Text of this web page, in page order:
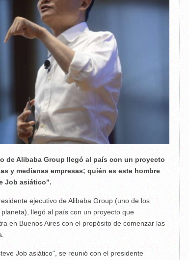
de Alibaba Group llegó al país con un proyecto
y medianas empresas; quién es este hombre
Job asiático".
ejecutivo de Alibaba Group (uno de los
llegó al país con un proyecto que
en Buenos Aires con el propósito de comenzar las
Job asiático", se reunió con el presidente